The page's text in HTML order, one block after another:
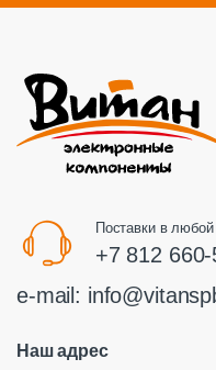
Поставки в
+7 812
e-mail:
Наш адрес